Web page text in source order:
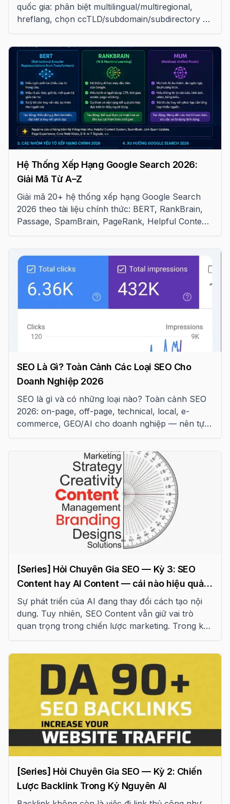
quốc gia: phân biệt multilingual/multiregional,
hreflang, chọn ccTLD/subdomain/subdirectory và
Hệ Thống Xếp Hạng Google Search 2026:
Giải Mã Từ A–Z
Giải mã 20+ hệ thống xếp hạng Google Search
2026 theo tài liệu chính thức: BERT, RankBrain,
Passage, SpamBrain, PageRank, Helpful Content
SEO Là Gì? Toàn Cảnh Các Loại SEO Cho
Doanh Nghiệp 2026
SEO là gì và có những loại nào? Toàn cảnh SEO
2026: on-page, off-page, technical, local, e-
commerce, GEO/AI cho doanh nghiệp — nên tự
[Series] Hỏi Chuyên Gia SEO — Kỳ 3: SEO
Content hay AI Content — cái nào hiệu quả
2026
Sự phát triển của AI đang thay đổi cách tạo nội
dung. Tuy nhiên, SEO Content vẫn giữ vai trò
quan trọng trong chiến lược marketing. Trong kỳ
[Series] Hỏi Chuyên Gia SEO — Kỳ 2: Chiến
Lược Backlink Trong Kỷ Nguyên AI